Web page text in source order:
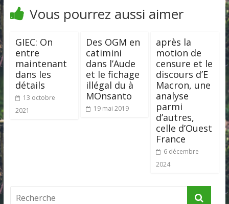
Vous pourrez aussi aimer
GIEC: On
entre
maintenant
dans les
détails
13 octobre
2021
Des OGM en
catimini
dans l’Aude
et le fichage
illégal du à
MOnsanto
19 mai 2019
après la
motion de
censure et le
discours d’E
Macron, une
analyse
parmi
d’autres,
celle d’Ouest
France
6 décembre
2024